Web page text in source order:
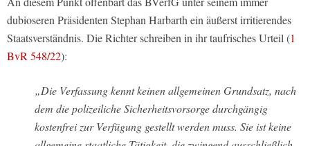
dubioseren Präsidenten Stephan Harbarth ein äußerst irritierendes
Staatsverständnis. Die Richter schreiben in ihr taufrisches Urteil (1
BvR 548/22):
„Die Verfassung kennt keinen allgemeinen Grundsatz, nach
dem die polizeiliche Sicherheitsvorsorge durchgängig
kostenfrei zur Verfügung gestellt werden muss. Sie ist keine